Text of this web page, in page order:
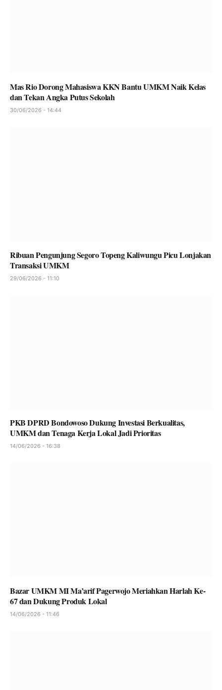
Mas Rio Dorong Mahasiswa KKN Bantu UMKM Naik Kelas
dan Tekan Angka Putus Sekolah
30/06/2026 - 14:44
Ribuan Pengunjung Segoro Topeng Kaliwungu Picu Lonjakan
Transaksi UMKM
29/06/2026 - 11:10
PKB DPRD Bondowoso Dukung Investasi Berkualitas,
UMKM dan Tenaga Kerja Lokal Jadi Prioritas
14/06/2026 - 16:38
Bazar UMKM MI Ma’arif Pagerwojo Meriahkan Harlah Ke-
67 dan Dukung Produk Lokal
14/06/2026 - 11:46